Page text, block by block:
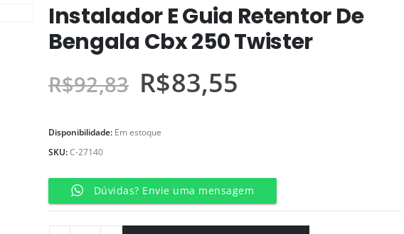
Instalador E Guia Retentor De
Bengala Cbx 250 Twister
R$92,83 R$83,55
Disponibilidade: Em estoque
SKU:C-27140
Dúvidas? Envie uma mensagem